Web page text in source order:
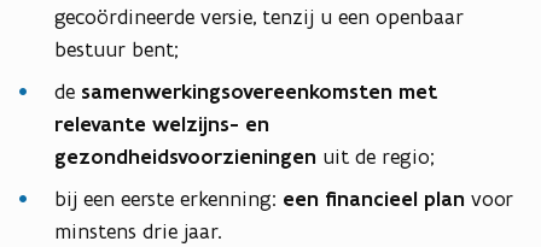
gecoördineerde versie, tenzij u een openbaar
bestuur bent;
de samenwerkingsovereenkomsten met
relevante welzijns- en
gezondheidsvoorzieningen uit de regio;
bij een eerste erkenning: een financieel plan voor
minstens drie jaar.